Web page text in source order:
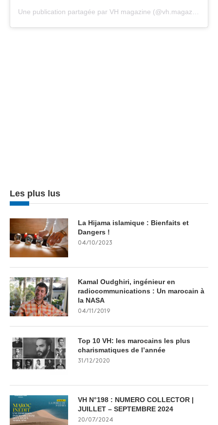
Les plus lus
La Hijama islamique : Bienfaits et
Dangers !
04/10/2023
Kamal Oudghiri, ingénieur en
radiocommunications : Un marocain à
la NASA
04/11/2019
Top 10 VH: les marocains les plus
charismatiques de l’année
31/12/2020
VH N°198 : NUMERO COLLECTOR |
JUILLET – SEPTEMBRE 2024
20/07/2024